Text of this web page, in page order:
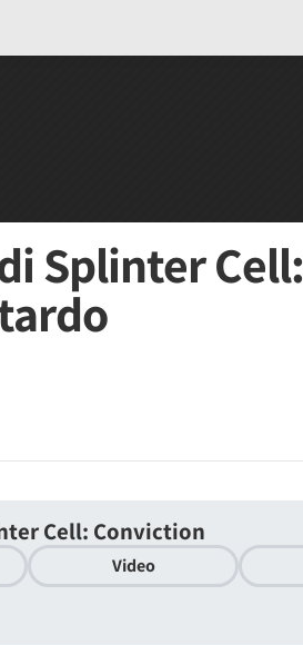
Splinter Cell:
Cell: Conviction
Video